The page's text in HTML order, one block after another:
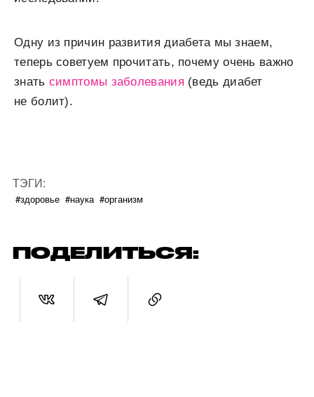
Одну из причин развития диабета мы знаем,
теперь советуем прочитать, почему очень важно
знать симптомы заболевания (ведь диабет
не болит).
ТЭГИ:
#здоровье #наука #организм
ПОДЕЛИТЬСЯ: